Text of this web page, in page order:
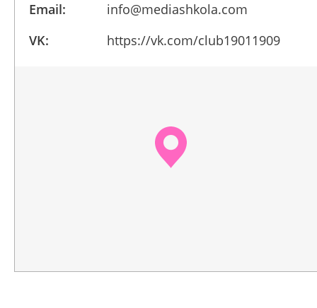
Email:
info@mediashkola.com
VK:
https://vk.com/club19011909